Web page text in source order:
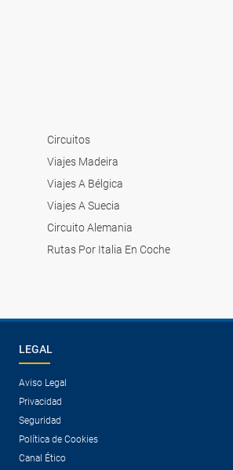
Circuitos
Viajes Madeira
Viajes A Bélgica
Viajes A Suecia
Circuito Alemania
Rutas Por Italia En Coche
LEGAL
Aviso Legal
Privacidad
Seguridad
Política de Cookies
Canal Ético